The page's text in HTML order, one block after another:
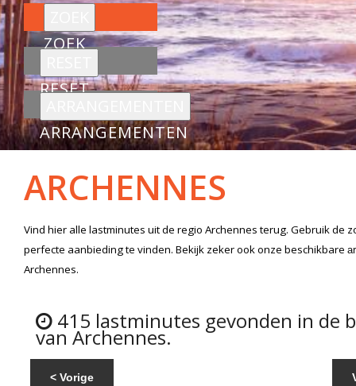
ZOEK
RESET
ARRANGEMENTEN
ARCHENNES
Vind hier alle lastminutes uit de regio Archennesterug. Gebruik de
perfecte aanbieding te vinden. Bekijk zeker ook onze beschikbare
Archennes.
415 lastminutes gevonden in de
van Archennes.
< Vorige